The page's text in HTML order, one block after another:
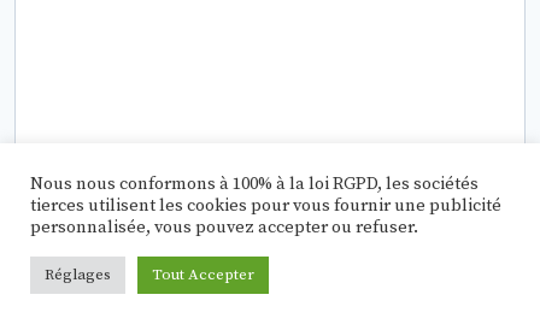
Nous nous conformons à 100% à la loi RGPD, les sociétés
tierces utilisent les cookies pour vous fournir une publicité
personnalisée, vous pouvez accepter ou refuser.
Réglages Tout Accepter